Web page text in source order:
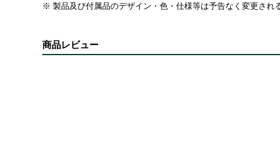
※ 製品及び付属品のデザイン・色・仕様等は予告なく変更され
商品レビュー